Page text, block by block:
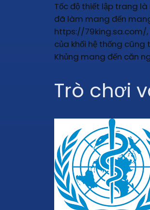
Tốc độ thiết lập trang
đã làm mang đến
https://79king.sa.com/,
của khối hệ thống
Khủng mang đến căn
Trò chơi